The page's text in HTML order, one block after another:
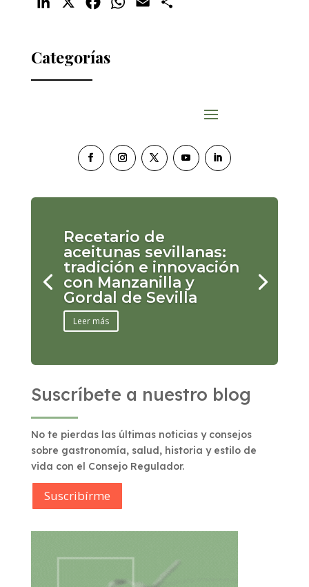
Categorías
Recetario de
aceitunas sevillanas:
tradición e innovación
con Manzanilla y
Gordal de Sevilla
Leer más
Suscríbete a nuestro blog
No te pierdas las últimas noticias y consejos
sobre gastronomía, salud, historia y estilo de
vida con el Consejo Regulador.
Suscribírme